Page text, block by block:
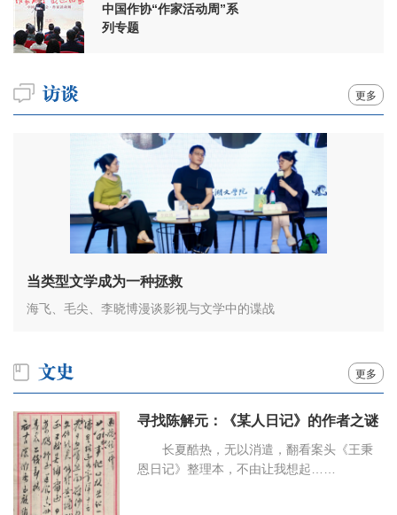
中国作协“作家活动周”系
列专题
更多
当类型文学成为一种拯救
海飞、毛尖、李晓博漫谈影视与文学中的谍战
更多
寻找陈解元：《某人日记》的作者之谜
长夏酷热，无以消遣，翻看案头《王秉
恩日记》整理本，不由让我想起……